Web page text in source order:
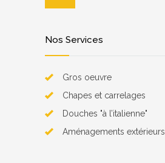
Nos Services
Gros oeuvre
Chapes et carrelages
Douches "à l’italienne"
Aménagements extérieurs